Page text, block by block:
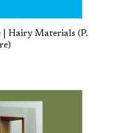
Hairy Materials (P.